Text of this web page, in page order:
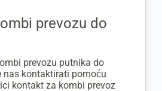
prevozu do
prevozu putnika do
nas kontaktirati pomoću
kontakt za kombi prevoz